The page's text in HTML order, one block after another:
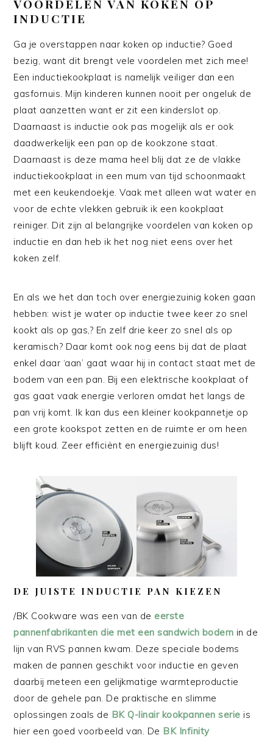
VOORDELEN VAN KOKEN OP
INDUCTIE
Ga je overstappen naar koken op inductie? Goed
bezig, want dit brengt vele voordelen met zich mee!
Een inductiekookplaat is namelijk veiliger dan een
gasfornuis. Mijn kinderen kunnen nooit per ongeluk de
plaat aanzetten want er zit een kinderslot op.
Daarnaast is inductie ook pas mogelijk als er ook
daadwerkelijk een pan op de kookzone staat.
Daarnaast is deze mama heel blij dat ze de vlakke
inductiekookplaat in een mum van tijd schoonmaakt
met een keukendoekje. Vaak met alleen wat water en
voor de echte vlekken gebruik ik een kookplaat
reiniger. Dit zijn al belangrijke voordelen van koken op
inductie en dan heb ik het nog niet eens over het
koken zelf.
En als we het dan toch over energiezuinig koken gaan
hebben: wist je water op inductie twee keer zo snel
kookt als op gas,? En zelf drie keer zo snel als op
keramisch? Daar komt ook nog eens bij dat de plaat
enkel daar ‘aan’ gaat waar hij in contact staat met de
bodem van een pan. Bij een elektrische kookplaat of
gas gaat vaak energie verloren omdat het langs de
pan vrij komt. Ik kan dus een kleiner kookpannetje op
een grote kookspot zetten en de ruimte er om heen
blijft koud. Zeer efficiënt en energiezuinig dus!
DE JUISTE INDUCTIE PAN KIEZEN
/BK Cookware was een van deeerste
pannenfabrikanten die met een sandwich bodem in de
lijn van RVS pannen kwam. Deze speciale bodems
maken de pannen geschikt voor inductie en geven
daarbij meteen een gelijkmatige warmteproductie
door de gehele pan. De praktische en slimme
oplossingen zoals de BK Q-linair kookpannen serie is
hier een goed voorbeeld van. De BK Infinity